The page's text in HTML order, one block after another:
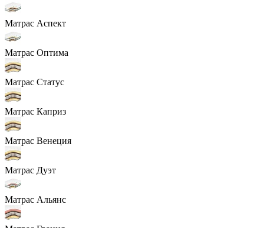
Матрас Аспект
Матрас Оптима
Матрас Статус
Матрас Каприз
Матрас Венеция
Матрас Дуэт
Матрас Альянс